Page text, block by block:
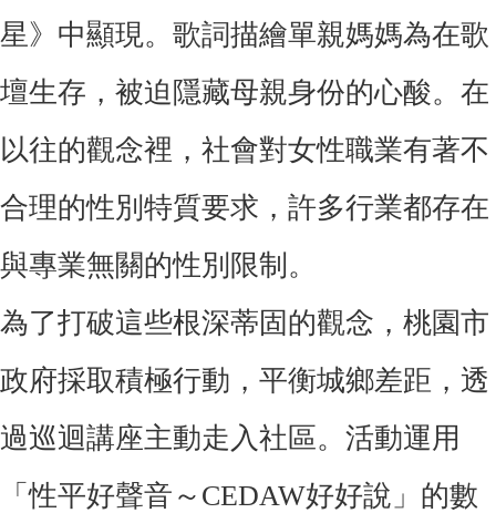
星》中顯現。歌詞描繪單親媽媽為在歌
壇生存，被迫隱藏母親身份的心酸。在
以往的觀念裡，社會對女性職業有著不
合理的性別特質要求，許多行業都存在
與專業無關的性別限制。
為了打破這些根深蒂固的觀念，桃園市
政府採取積極行動，平衡城鄉差距，透
過巡迴講座主動走入社區。活動運用
「性平好聲音～CEDAW好好說」的數